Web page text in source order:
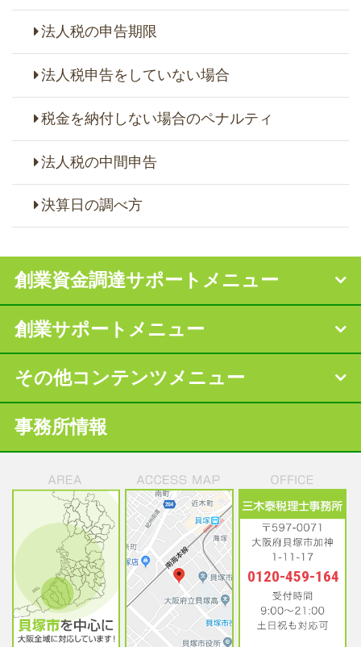
法人税の申告期限
法人税申告をしていない場合
税金を納付しない場合のペナルティ
法人税の中間申告
決算日の調べ方
創業資金調達サポートメニュー
創業サポートメニュー
その他コンテンツメニュー
事務所情報
0120-459-164